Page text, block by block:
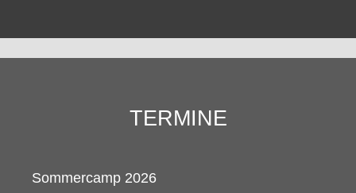
TERMINE
Sommercamp 2026